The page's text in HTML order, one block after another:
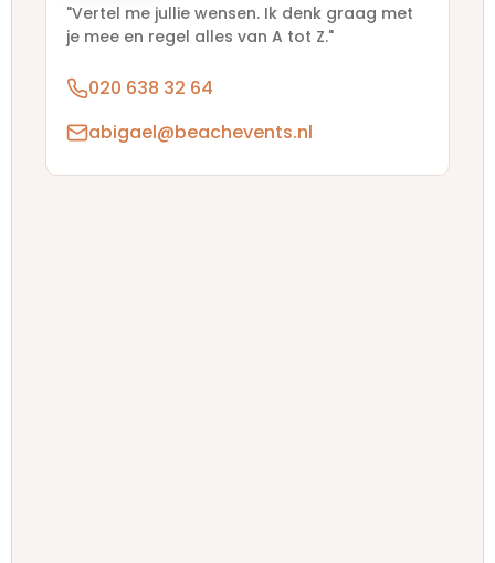
"Vertel me jullie wensen. Ik denk graag met
je mee en regel alles van A tot Z."
020 638 32 64
abigael@beachevents.nl